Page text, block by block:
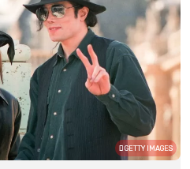
GETTY IMAGES